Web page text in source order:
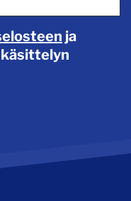
ja